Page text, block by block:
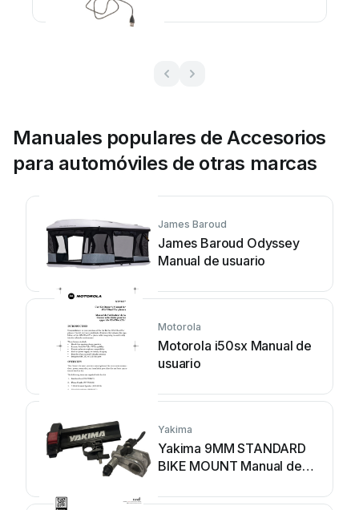
Manuales populares de Accesorios
para automóviles de otras marcas
James Baroud
James Baroud Odyssey
Manual de usuario
Motorola
Motorola i50sx Manual de
usuario
Yakima
Yakima 9MM STANDARD
BIKE MOUNT Manual de